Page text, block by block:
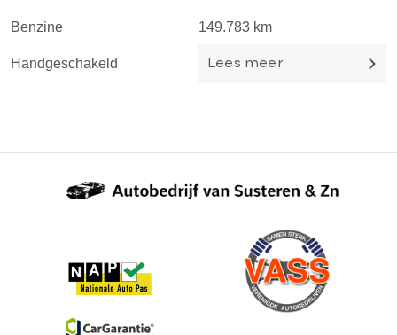
Benzine 149.783 km
Handgeschakeld Lees meer